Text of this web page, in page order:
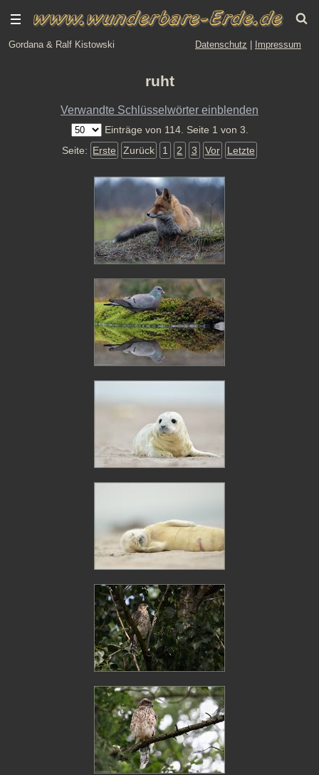
Gordana & Ralf Kistowski Datenschutz Impressum
ruht
Verwandte Schlüsselwörter einblenden
Einträge von 114. Seite 1 von 3.
Seite: Erste Zurück 1 2 3 Vor Letzte